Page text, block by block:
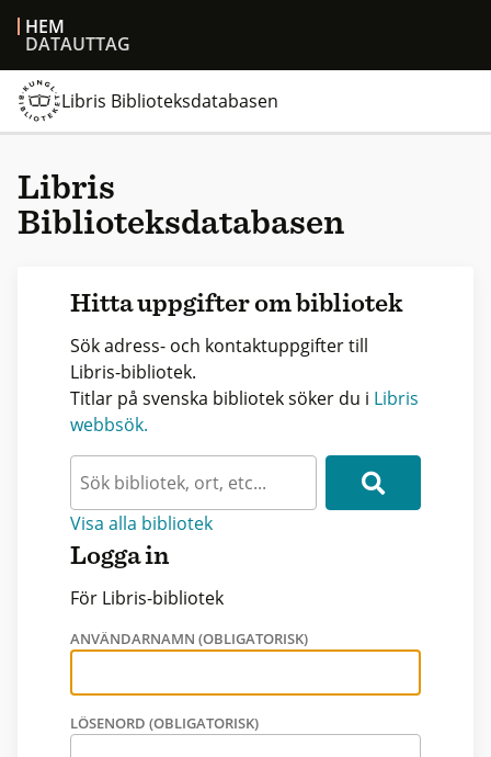
HEM
DATAUTTAG
Libris Biblioteksdatabasen
Libris
Biblioteksdatabasen
Hitta uppgifter om bibliotek
Sök adress- och kontaktuppgifter till
Libris-bibliotek.
Titlar på svenska bibliotek söker du i Libris
webbsök.
Visa alla bibliotek
Logga in
För Libris-bibliotek
ANVÄNDARNAMN (OBLIGATORISK)
LÖSENORD (OBLIGATORISK)